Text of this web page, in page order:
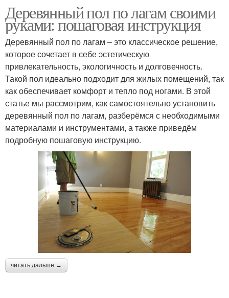
Деревянный пол по лагам своими
руками: пошаговая инструкция
Деревянный пол по лагам – это классическое решение,
которое сочетает в себе эстетическую
привлекательность, экологичность и долговечность.
Такой пол идеально подходит для жилых помещений, так
как обеспечивает комфорт и тепло под ногами. В этой
статье мы рассмотрим, как самостоятельно установить
деревянный пол по лагам, разберёмся с необходимыми
материалами и инструментами, а также приведём
подробную пошаговую инструкцию.
читать дальше →